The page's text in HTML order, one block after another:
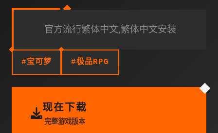
官方流行繁体中文,繁体中文安装
#宝可梦 #极品RPG
现在下载
完整游戏版本